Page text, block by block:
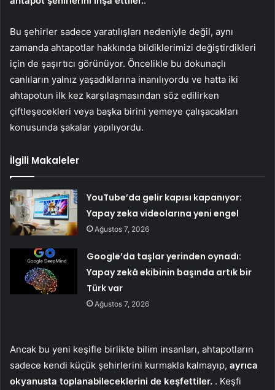
Bu şehirler sadece yaratılışları nedeniyle değil, aynı
zamanda ahtapotlar hakkında bildiklerimizi değiştirdikleri
için de şaşırtıcı görünüyor. Öncelikle bu dokunaçlı
canlıların yalnız yaşadıklarına inanılıyordu ve hatta iki
ahtapotun ilk kez karşılaşmasından söz edilirken
çiftleşecekleri veya başka birini yemeye çalışacakları
konusunda şakalar yapılıyordu.
İlgili Makaleler
YouTube’da gelir kapısı kapanıyor:
Yapay zeka videolarına yeni engel
Ağustos 7, 2026
Google’da taşlar yerinden oynadı:
Yapay zekâ ekibinin başında artık bir
Türk var
Ağustos 7, 2026
Ancak bu yeni keşifle birlikte bilim insanları, ahtapotların
sadece kendi küçük şehirlerini kurmakla kalmayıp, ayrıca
okyanusta toplanabileceklerini de keşfettiler. . Keşfi